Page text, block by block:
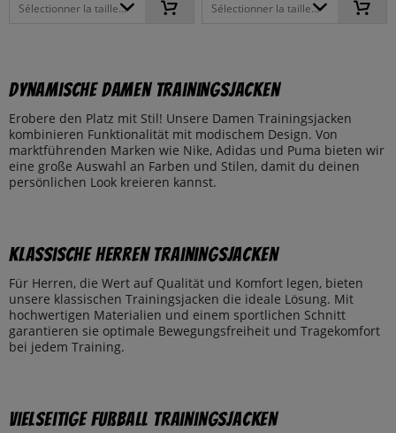
Sélectionner la taille... Sélectionner la taille...
Dynamische Damen Trainingsjacken
Erobere den Platz mit Stil! Unsere Damen Trainingsjacken
kombinieren Funktionalität mit modischem Design. Von
marktführenden Marken wie Nike, Adidas und Puma bieten wir
eine große Auswahl an Farben und Stilen, damit du deinen
persönlichen Look kreieren kannst.
Klassische Herren Trainingsjacken
Für Herren, die Wert auf Qualität und Komfort legen, bieten
unsere klassischen Trainingsjacken die ideale Lösung. Mit
hochwertigen Materialien und einem sportlichen Schnitt
garantieren sie optimale Bewegungsfreiheit und Tragekomfort
bei jedem Training.
Vielseitige Fußball Trainingsjacken